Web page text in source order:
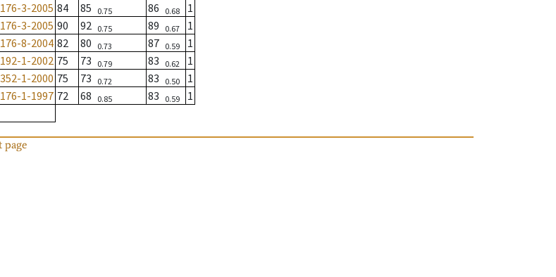
3-2005 84 85 0.75 86 0.68
1
3-2005 90 92 0.75 89 0.67
1
8-2004 82 80 0.73 87 0.59
1
1-2002 75 73 0.79 83 0.62
1
1-2000 75 73 0.72 83 0.50
1
1-1997 72 68 0.85 83 0.59
1
page